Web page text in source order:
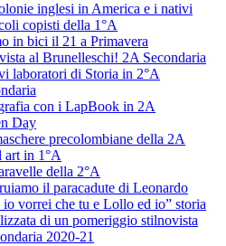
inglesi in America e i nativi
copisti della 1°A
in bici il 21 a Primavera
al Brunelleschi! 2A Secondaria
laboratori di Storia in 2°A
con i LapBook in 2A
Day
precolombiane della 2A
art in 1°A
della 2°A
il paracadute di Leonardo
vorrei che tu e Lollo ed io” storia
di un pomeriggio stilnovista
2020-21